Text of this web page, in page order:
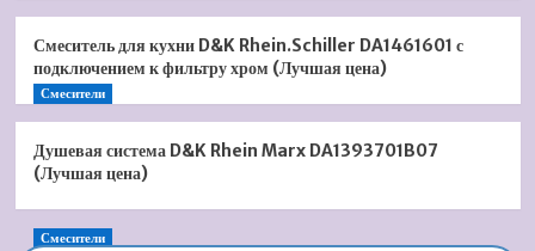
Смеситель для кухни D&K Rhein.Schiller DA1461601 с
подключением к фильтру хром (Лучшая цена)
Смесители
Душевая система D&K Rhein Marx DA1393701B07
(Лучшая цена)
Смесители